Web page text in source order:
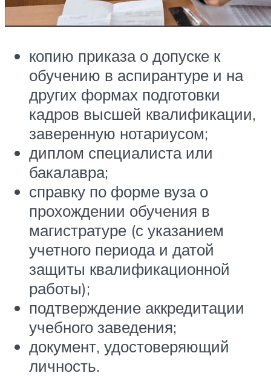
копию приказа о допуске к
обучению в аспирантуре и на
других формах подготовки
кадров высшей квалификации,
заверенную нотариусом;
диплом специалиста или
бакалавра;
справку по форме вуза о
прохождении обучения в
магистратуре (с указанием
учетного периода и датой
защиты квалификационной
работы);
подтверждение аккредитации
учебного заведения;
документ, удостоверяющий
личность.